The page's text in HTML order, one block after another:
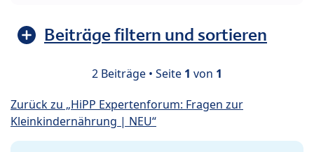
Beiträge filtern und sortieren
2 Beiträge • Seite 1 von 1
Zurück zu „HiPP Expertenforum: Fragen zur
Kleinkindernährung | NEU“